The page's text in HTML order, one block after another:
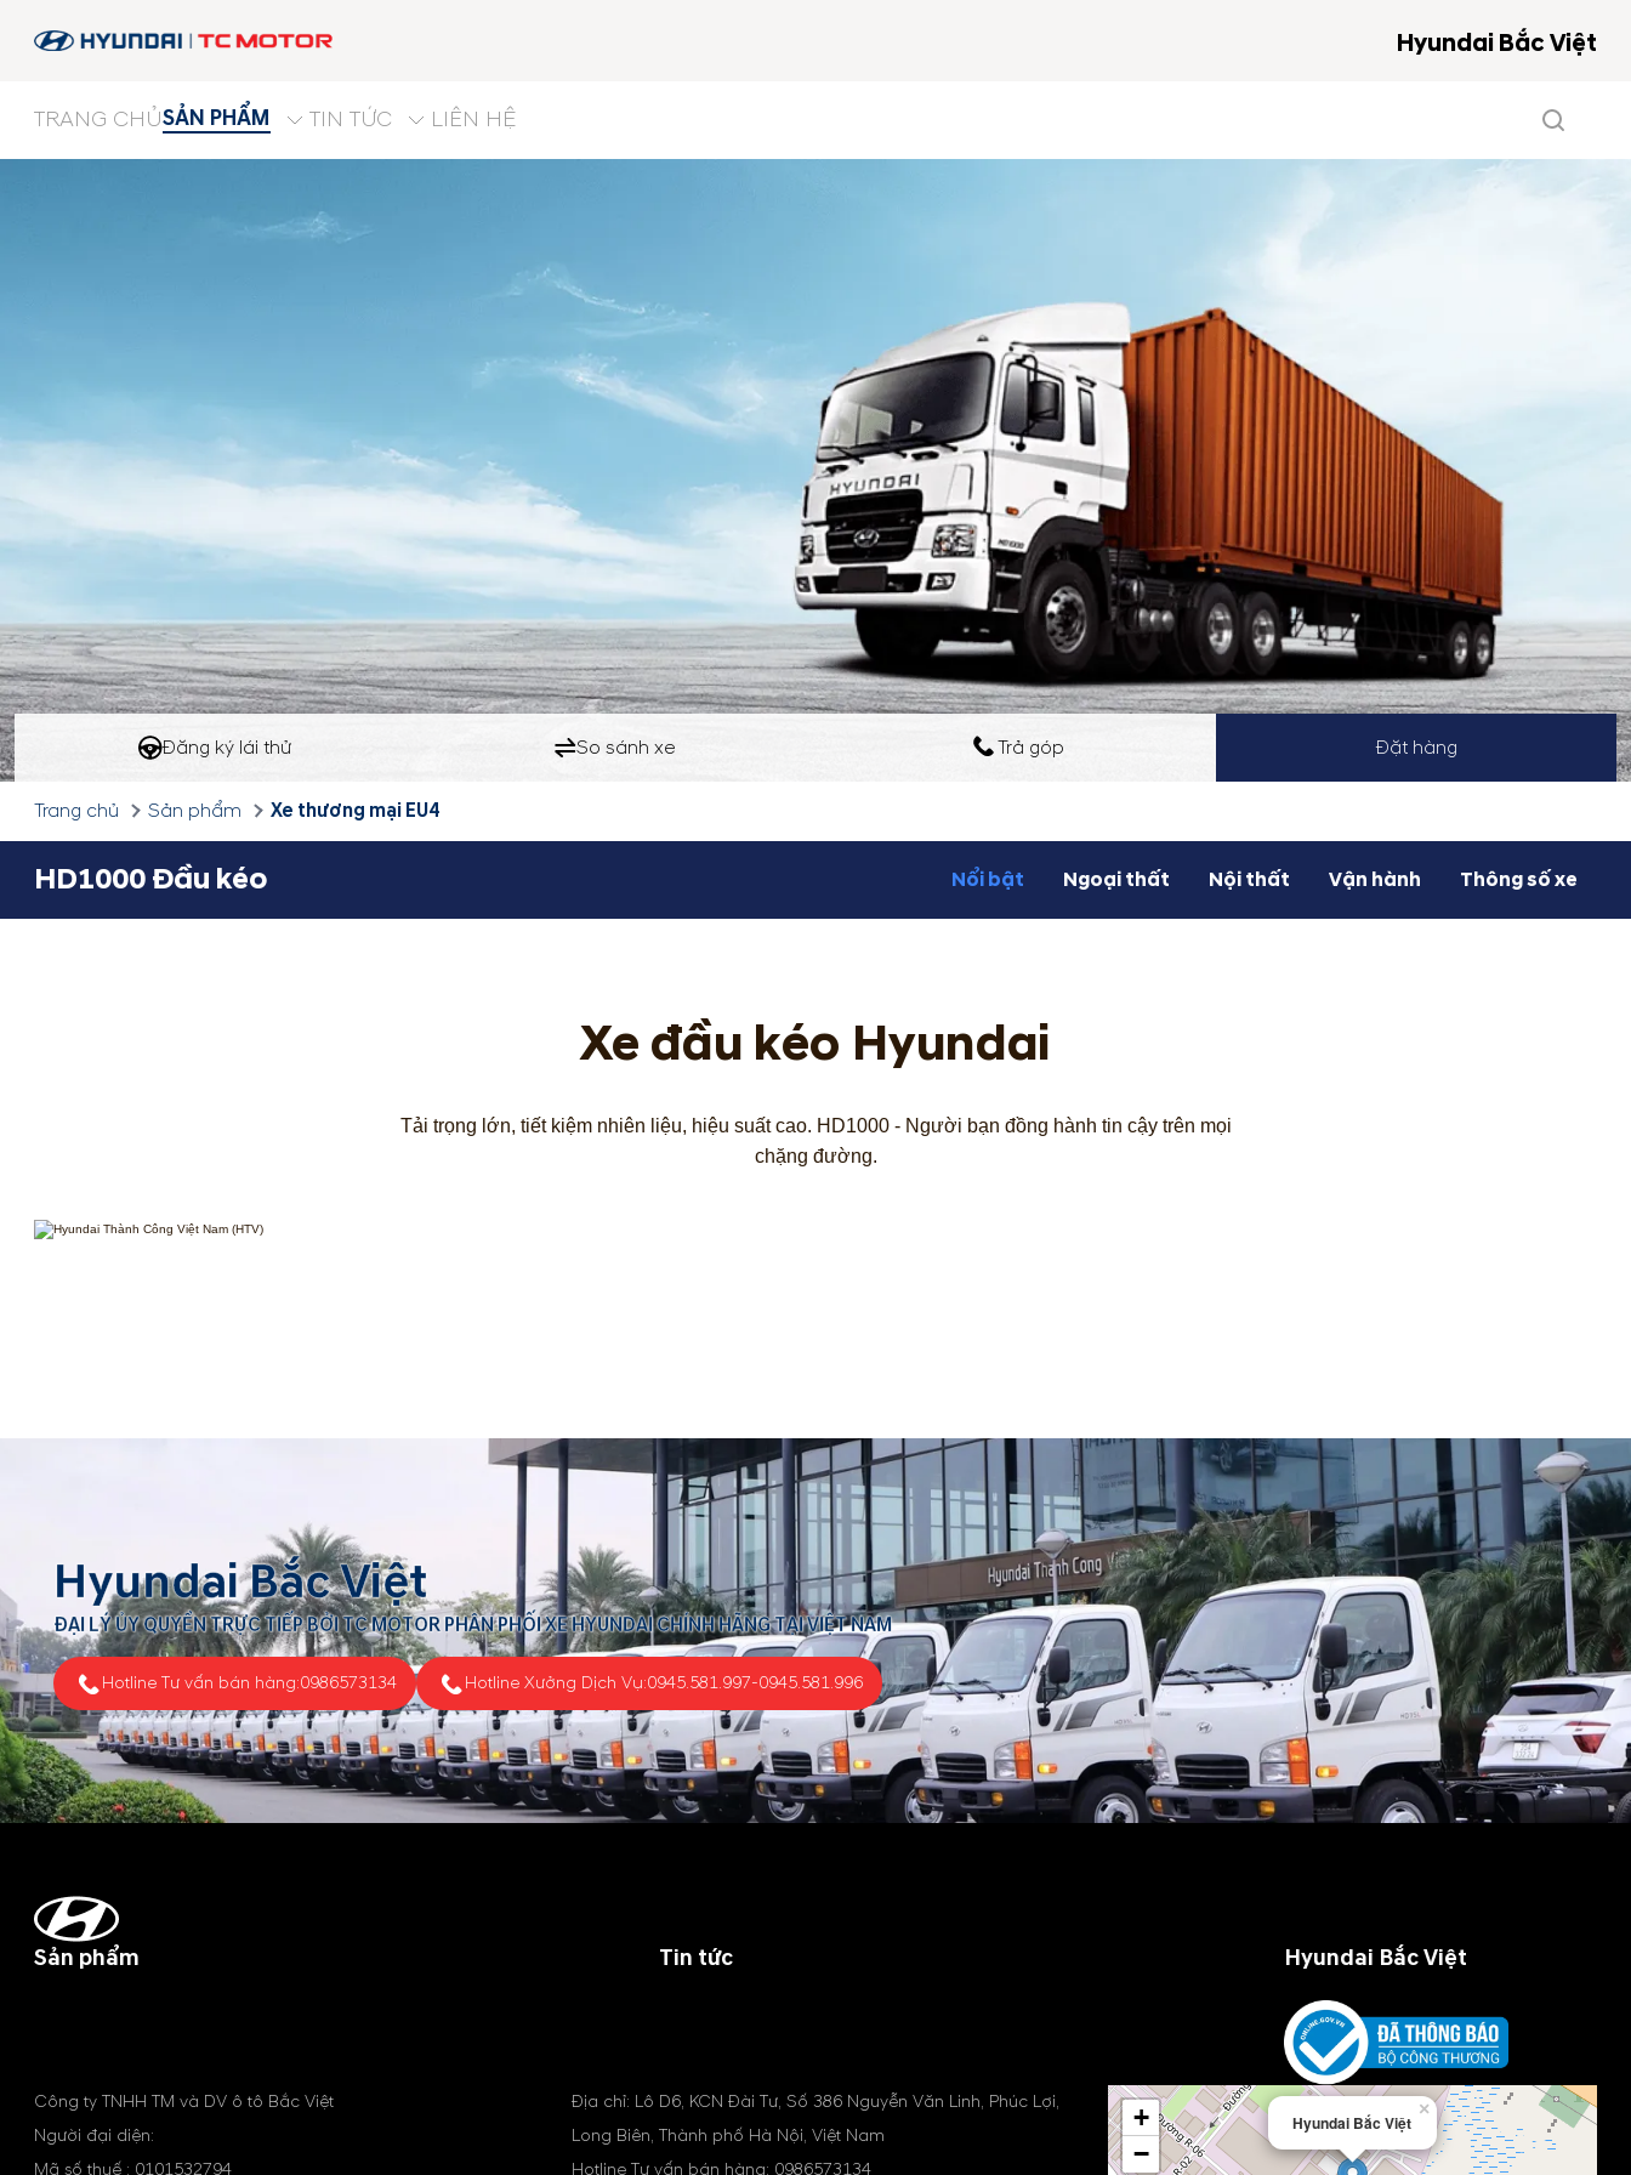
Hyundai Bắc Việt
TRANG CHỦSẢN PHẨM TIN TỨC LIÊN HỆ
Đăng ký lái thử So sánh xe Trả góp Đặt hàng
Trang chủ Sản phẩm Xe thương mại EU4
HD1000 Đầu kéo Nổi bật Ngoại thất Nội thất Vận hành Thông số xe
Xe đầu kéo Hyundai
Tải trọng lớn, tiết kiệm nhiên liệu, hiệu suất cao. HD1000 - Người bạn đồng hành tin cậy trên mọi
chặng đường.
Hyundai Bắc Việt
ĐẠI LÝ ỦY QUYỀN TRỰC TIẾP BỞI TC MOTOR PHÂN PHỐI XE HYUNDAI CHÍNH HÃNG TẠI VIỆT NAM
Hotline Tư vấn bán hàng:0986573134 Hotline Xưởng Dịch Vụ:0945.581.997-0945.581.996
Sản phẩm Tin tức Hyundai Bắc Việt
Công ty TNHH TM và DV ô tô Bắc Việt
Người đại diện:
Mã số thuế : 0101532794
Địa chỉ: Lô D6, KCN Đài Tư, Số 386 Nguyễn Văn Linh, Phúc Lợi,
Long Biên, Thành phố Hà Nội, Việt Nam
Hotline Tư vấn bán hàng: 0986573134
Hyundai Bắc Việt
×
+
−